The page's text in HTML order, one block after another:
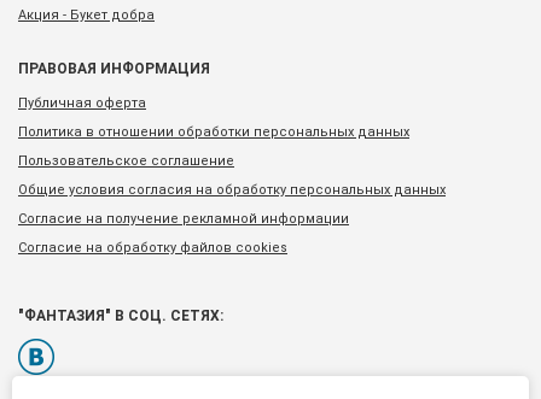
Акция - Букет добра
ПРАВОВАЯ ИНФОРМАЦИЯ
Публичная оферта
Политика в отношении обработки персональных данных
Пользовательское соглашение
Общие условия согласия на обработку персональных данных
Согласие на получение рекламной информации
Согласие на обработку файлов cookies
"ФАНТАЗИЯ" В СОЦ. СЕТЯХ: